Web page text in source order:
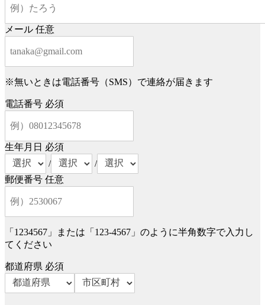
メール 任意
※無いときは電話番号（SMS）で連絡が届きます
電話番号 必須
生年月日 必須
/
/
郵便番号 任意
「1234567」または「123-4567」のように半角数字で入力し
てください
都道府県 必須